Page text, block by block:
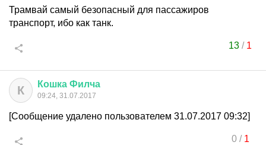
Трамвай самый безопасный для пассажиров
транспорт, ибо как танк.
13 / 1
К Кошка Филча
09:24, 31.07.2017
[Сообщение удалено пользователем 31.07.2017 09:32]
0/ 1